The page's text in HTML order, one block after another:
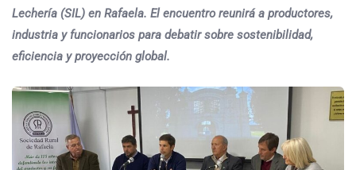
Lechería (SIL) en Rafaela. El encuentro reunirá a productores,
industria y funcionarios para debatir sobre sostenibilidad,
eficiencia y proyección global.